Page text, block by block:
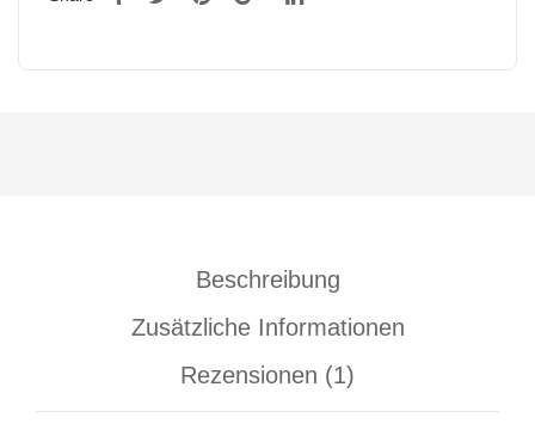
Beschreibung
Zusätzliche Informationen
Rezensionen (1)